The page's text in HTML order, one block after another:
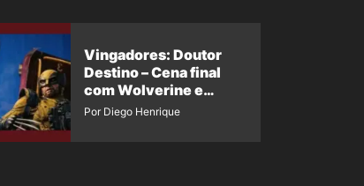
Vingadores: Doutor
Destino – Cena final
com Wolverine e
Homem-Aranha de
Por Diego Henrique